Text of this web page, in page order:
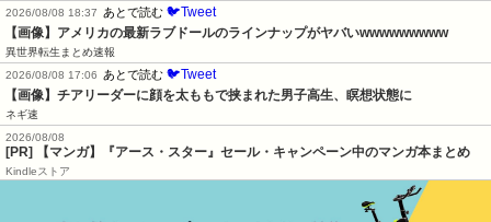
2026/08/08 18:37
あとで読む 🐦Tweet
【画像】アメリカの最新ラブドールのラインナップがヤバいwwwwwwwww
異世界転生まとめ速報
2026/08/08 17:06
あとで読む 🐦Tweet
【画像】チアリーダーに顔を太ももで挟まれた男子高生、瞑想状態に
ネギ速
2026/08/08
[PR] 【マンガ】『アース・スター』セール・キャンペーン中のマンガ本まとめ
Kindleストア